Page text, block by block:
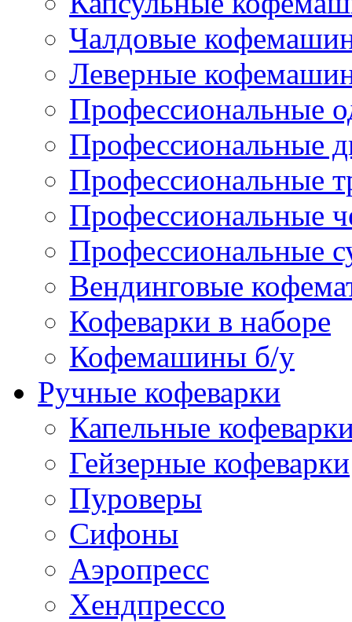
Чалдовые
Леверные
Профессиональные
Профессиональные
Профессиональные
Профессиональные
Профессиональные
Вендинговые
Кофеварки в наборе
Кофемашины б/у
Ручные кофеварки
Капельные
Гейзерные кофеварки
Пуроверы
Сифоны
Аэропресс
Хендпрессо